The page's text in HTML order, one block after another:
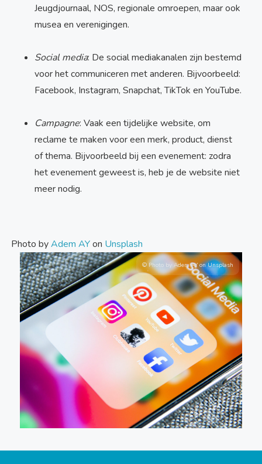
Jeugdjournaal, NOS, regionale omroepen, maar ook
musea en verenigingen.
Social media: De social mediakanalen zijn bestemd
voor het communiceren met anderen. Bijvoorbeeld:
Facebook, Instagram, Snapchat, TikTok en YouTube.
Campagne: Vaak een tijdelijke website, om
reclame te maken voor een merk, product, dienst
of thema. Bijvoorbeeld bij een evenement: zodra
het evenement geweest is, heb je de website niet
meer nodig.
Photo byAdem AYon Unsplash
© Photo by Adem AY on Unsplash